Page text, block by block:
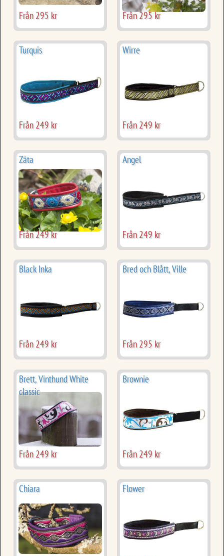
Från 295 kr Från 295 kr
Turquis
Från 249 kr
Wirre
Från 249 kr
Zäta
Från 249 kr
Angel
Från 249 kr
Black Inka
Från 249 kr
Bred och Blått, Ville
Från 295 kr
Brett, Vinthund White
classic
Från 249 kr
Brownie
Från 249 kr
Chiara Flower